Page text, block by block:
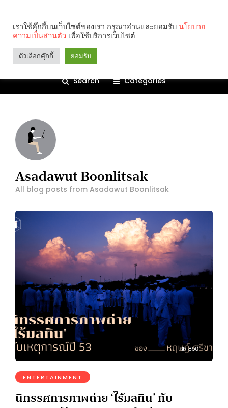
Search Categories
Asadawut Boonlitsak
All blog posts from Asadawut Boonlitsak
850
ENTERTAINMENT
นิทรรศการภาพถ่าย ‘ไร้มลทิน’ กับ
เราใช้คุ๊กกี้บนเว็บไซต์ของเรา กรุณาอ่านและยอมรับ นโยบาย
ความเป็นส่วนตัว เพื่อใช้บริการเว็บไซต์
ตัวเลือกคุ๊กกี้ ยอมรับ